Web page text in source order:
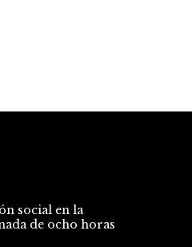
social en la
de ocho horas